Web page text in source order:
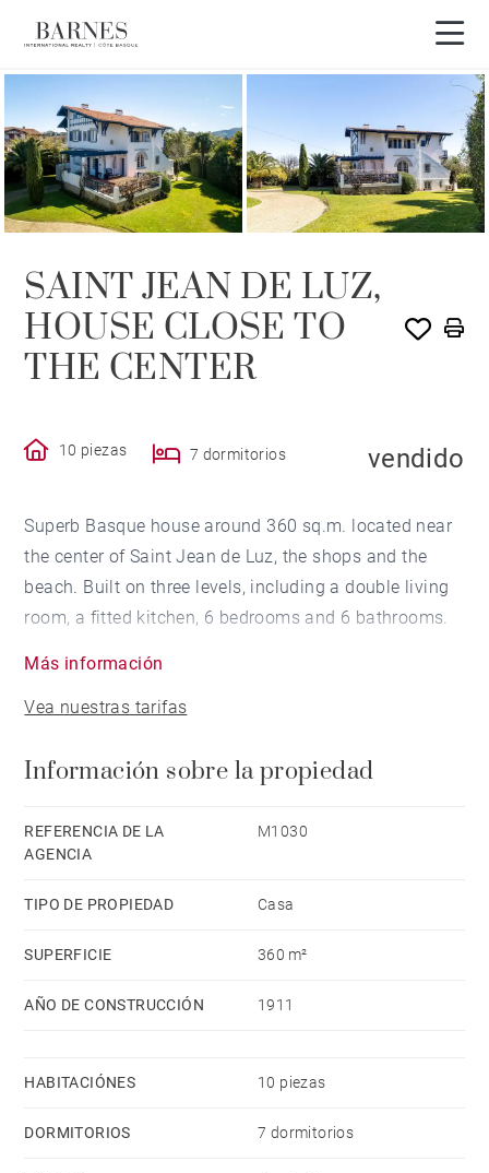
VENDIDO POR BARNES
SAINT JEAN DE LUZ,
HOUSE CLOSE TO
THE CENTER
10 piezas 7 dormitorios vendido
Superb Basque house around 360 sq.m. located near
the center of Saint Jean de Luz, the shops and the
beach. Built on three levels, including a double living
room, a fitted kitchen, 6 bedrooms and 6 bathrooms.
beautiful view of the Rhune.
Más información
Vea nuestras tarifas
Información sobre la propiedad
REFERENCIA DE LA
AGENCIA
M1030
TIPO DE PROPIEDAD Casa
SUPERFICIE 360 m²
AÑO DE CONSTRUCCIÓN 1911
HABITACIÓNES 10 piezas
DORMITORIOS 7 dormitorios